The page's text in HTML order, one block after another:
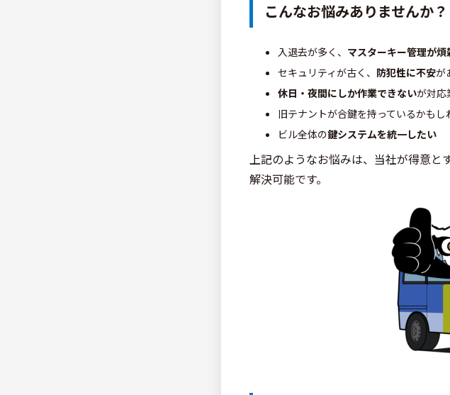
こんなお悩みありませんか
入退去が多く、 マスターキー管理が煩
セキュリティが古く、 防犯性に不安が
休日・夜間にしか作業できないが対応
旧テナントが合鍵を持っているかもし
ビル全体の鍵システムを統一したい
上記のようなお悩みは、当社が得意と
解決可能です。